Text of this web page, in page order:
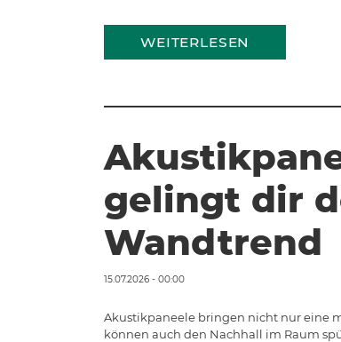
WEITERLESEN
gelingt dir
Wandtrend
15.07.2026 - 00:00
Akustikpaneele bringen nicht nur eine
können auch den Nachhall im Raum